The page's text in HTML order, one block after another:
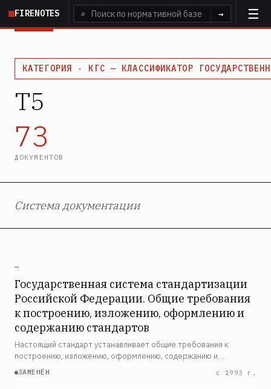
Перейти
FIRENOTES ⌕ →
КАТЕГОРИЯ · КГС — КЛАССИФИКАТОР
Т5
73
ДОКУМЕНТОВ
Система документации
—
Государственная система стандартизации
Российской Федерации. Общие требования
к построению, изложению, оформлению и
содержанию стандартов
Настоящий стандарт устанавливает общие требования к
построению, изложению, оформлению, содержанию и
обозначению государственных стандартов РФ, стандартов
ЗАМЕНЁН с 1993 г.